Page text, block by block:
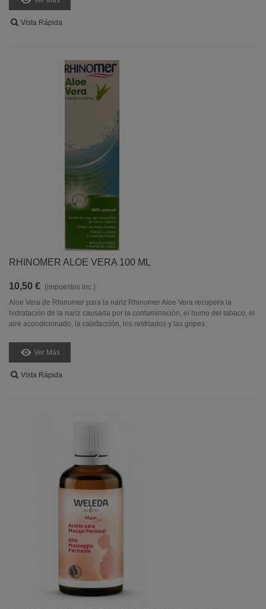
Vista Rápida
RHINOMER ALOE VERA 100 ML
10,50 € (impuestos inc.)
Aloe Vera de Rhinomer para la nariz Rhinomer Aloe Vera recupera la
hidratación de la nariz causada por la contaminación, el humo del tabaco, el
aire acondicionado, la calefacción, los resfriados y las gripes.
Ver Más
Vista Rápida